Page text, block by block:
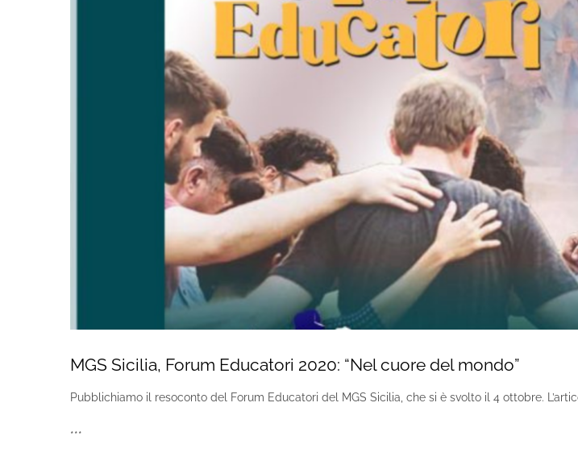
MGS Sicilia, Forum Educatori 2020: “Nel cuore del mondo”
Pubblichiamo il resoconto del Forum Educatori del MGS Sicilia, che si è svolto il 4 ottobre.
***